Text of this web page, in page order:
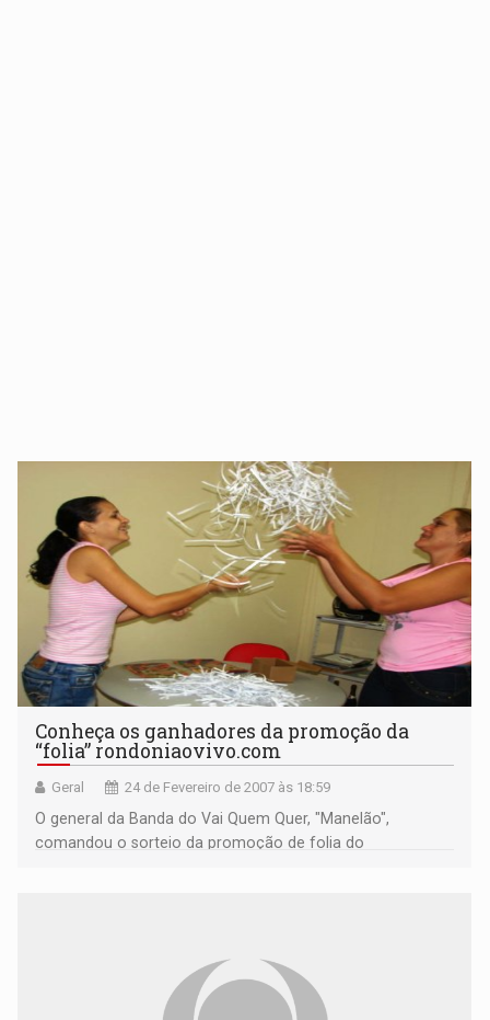
Conheça os ganhadores da promoção da
“folia” rondoniaovivo.com
Geral 24 de Fevereiro de 2007 às 18:59
O general da Banda do Vai Quem Quer, "Manelão",
comandou o sorteio da promoção de folia do